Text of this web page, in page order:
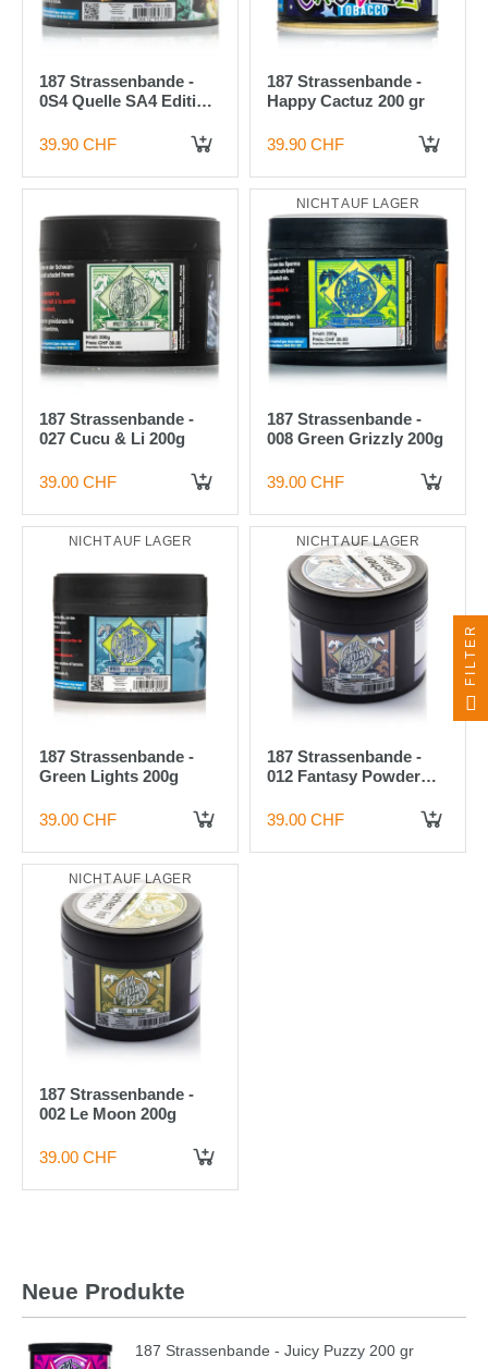
187 Strassenbande -
0S4 Quelle SA4 Edition
39.90 CHF
187 Strassenbande -
Happy Cactuz 200 gr
39.90 CHF
187 Strassenbande -
027 Cucu & Li 200g
39.00 CHF
NICHT AUF LAGER
187 Strassenbande -
008 Green Grizzly 200g
39.00 CHF
NICHT AUF LAGER
187 Strassenbande -
Green Lights 200g
39.00 CHF
NICHT AUF LAGER
187 Strassenbande -
012 Fantasy Powder
39.00 CHF
NICHT AUF LAGER
187 Strassenbande -
002 Le Moon 200g
39.00 CHF
Neue Produkte
187 Strassenbande - Juicy Puzzy 200 gr
FILTER